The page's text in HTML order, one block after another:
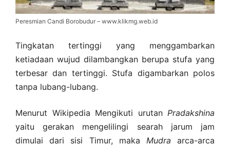
Peresmian Candi Borobudur – www.klikmg.web.id
Tingkatan tertinggi yang menggambarkan
ketiadaan wujud dilambangkan berupa stufa yang
terbesar dan tertinggi. Stufa digambarkan polos
tanpa lubang-lubang.
Menurut Wikipedia Mengikuti urutan Pradakshina
yaitu gerakan mengelilingi searah jarum jam
dimulai dari sisi Timur, maka Mudra arca-arca